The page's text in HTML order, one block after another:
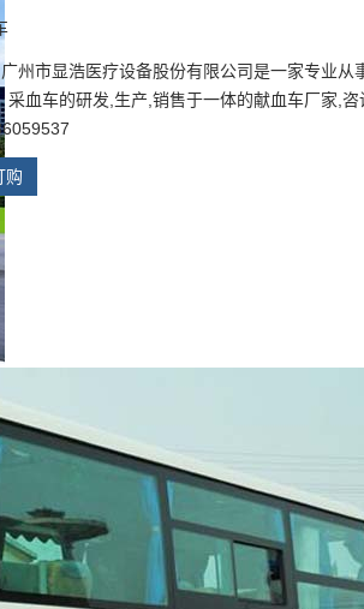
州市显浩医疗设备股份有限公司是一家专业从
采血车的研发,生产,销售于一体的献血车厂家,咨
购